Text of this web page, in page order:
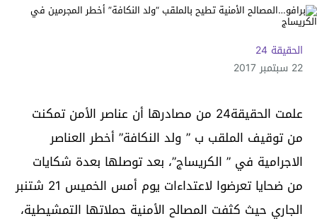
الحقيقة 24
22 سبتمبر 2017
علمت الحقيقة24 من مصادرها أن عناصر الأمن تمكنت
من توقيف الملقب ب ” ولد النكافة” أخطر العناصر
الاجرامية في ” الكريساج”، بعد توصلها بعدة شكايات
من ضحايا تعرضوا لاعتداءات يوم أمس الخميس 21 شتنبر
الجاري حيث كثفت المصالح الأمنية حملاتها التمشيطية،